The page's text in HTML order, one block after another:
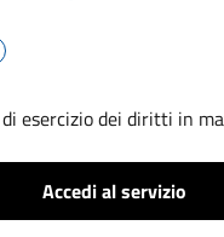
esercizio dei diritti in
Accedi al servizio